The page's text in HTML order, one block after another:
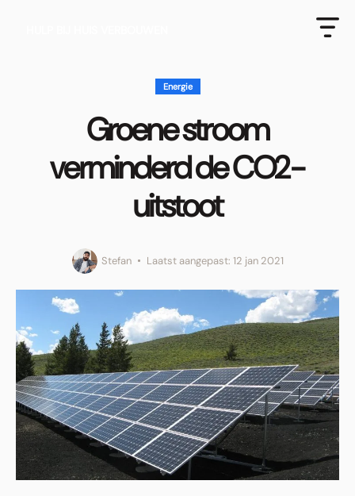
Energie
Groene stroom
verminderd de CO2-
uitstoot
Stefan Laatst aangepast: 12 jan 2021